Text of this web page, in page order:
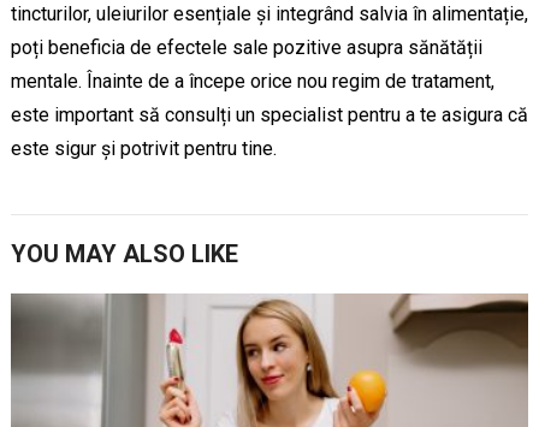
tincturilor, uleiurilor esențiale și integrând salvia în alimentație,
poți beneficia de efectele sale pozitive asupra sănătății
mentale. Înainte de a începe orice nou regim de tratament,
este important să consulți un specialist pentru a te asigura că
este sigur și potrivit pentru tine.
YOU MAY ALSO LIKE